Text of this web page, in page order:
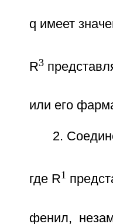
q имеет
R3
или его
2.
где R1
фенил,